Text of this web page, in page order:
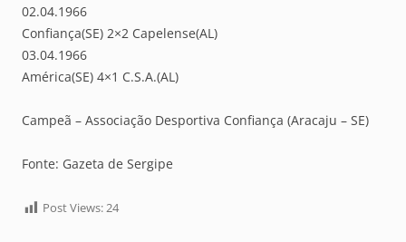
02.04.1966
Confiança(SE) 2×2 Capelense(AL)
03.04.1966
América(SE) 4×1 C.S.A.(AL)
Campeã – Associação Desportiva Confiança (Aracaju – SE)
Fonte: Gazeta de Sergipe
Post Views:24